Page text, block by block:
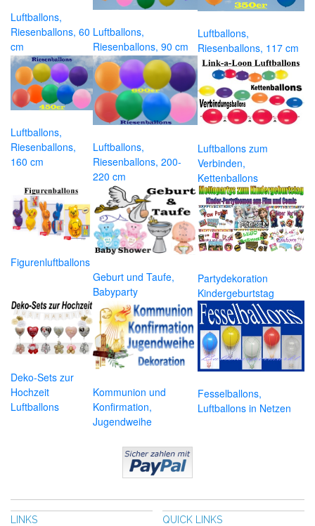
Luftballons,
Riesenballons, 60
cm
Luftballons,
Riesenballons, 90 cm
Luftballons,
Riesenballons, 117 cm
Luftballons,
Riesenballons,
160 cm
Luftballons,
Riesenballons, 200-
220 cm
Luftballons zum
Verbinden,
Kettenballons
Figurenluftballons
Geburt und Taufe,
Babyparty
Partydekoration
Kindergeburtstag
Deko-Sets zur
Hochzeit
Luftballons
Kommunion und
Konfirmation,
Jugendweihe
Fesselballons,
Luftballons in Netzen
LINKS QUICK LINKS